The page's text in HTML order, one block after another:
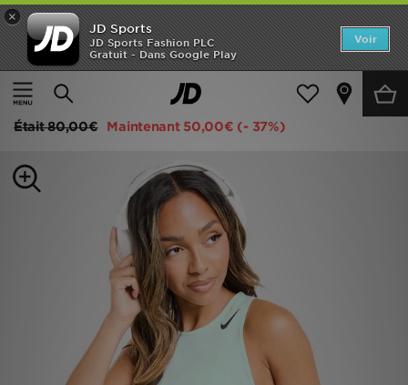
×
JD Sports
JD Sports Fashion PLC
Gratuit - Dans Google Play
Voir
Accueil
Femme Vêtements Femme Fitness Tops
Nike Running AeroSwift Cropped Tank Top
Était80,00€ Maintenant 50,00€ (- 37%)
Accueil
Nouveautés
Enfant